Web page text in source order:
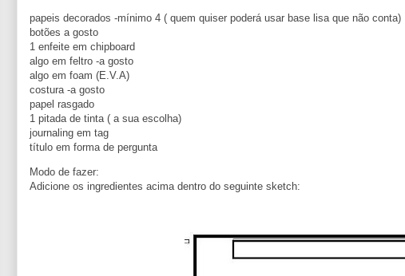
papeis decorados -mínimo 4 ( quem quiser poderá usar base lisa que não conta)
botões a gosto
1 enfeite em chipboard
algo em feltro -a gosto
algo em foam (E.V.A)
costura -a gosto
papel rasgado
1 pitada de tinta ( a sua escolha)
journaling em tag
título em forma de pergunta
Modo de fazer:
Adicione os ingredientes acima dentro do seguinte sketch: